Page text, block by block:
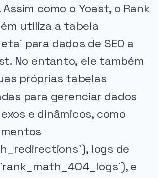
como o Yoast, o Rank
utiliza a tabela
para dados de SEO a
No entanto, ele também
próprias tabelas
para gerenciar dados
e dinâmicos, como
logs de
e